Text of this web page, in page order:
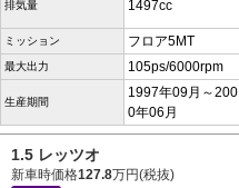
排気量 1497cc
ミッション フロア5MT
最大出力 105ps/6000rpm
生産期間
1997年09月～200
0年06月
1.5 レッツオ
新車時価格127.8万円(税抜)